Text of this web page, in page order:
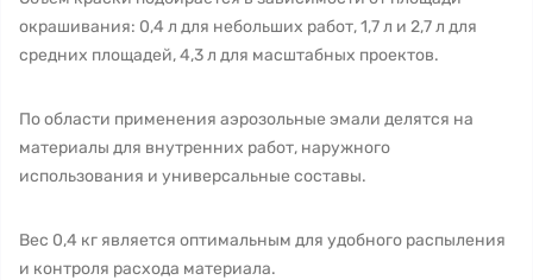
окрашивания: 0,4 л для небольших работ, 1,7 л и 2,7 л для
средних площадей, 4,3 л для масштабных проектов.
По области применения аэрозольные эмали делятся на
материалы для внутренних работ, наружного
использования и универсальные составы.
Вес 0,4 кг является оптимальным для удобного распыления
и контроля расхода материала.